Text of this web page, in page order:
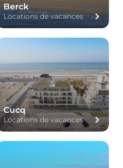
Berck
Locations de vacances
Cucq
Locations de vacances